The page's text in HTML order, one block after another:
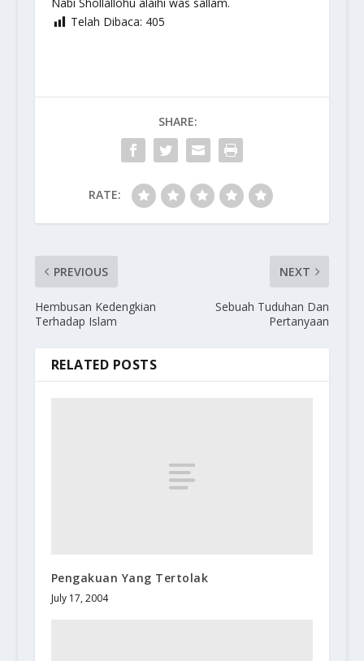
Nabi Shollallohu alaihi was sallam.
Telah Dibaca: 405
SHARE:
RATE:
PREVIOUS
Hembusan Kedengkian
Terhadap Islam
NEXT
Sebuah Tuduhan Dan
Pertanyaan
RELATED POSTS
Pengakuan Yang Tertolak
July 17, 2004